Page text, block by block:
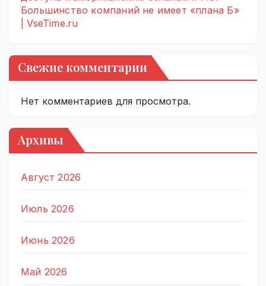
Большинство компаний не имеет «плана Б»
| VseTime.ru
Свежие комментарии
Нет комментариев для просмотра.
Архивы
Август 2026
Июль 2026
Июнь 2026
Май 2026